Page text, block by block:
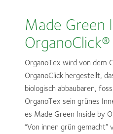
Made Green
OrganoClick®
OrganoTex wird von dem
OrganoClick hergestellt,
biologisch abbaubaren,
OrganoTex sein grünes
es Made Green Inside by
“Von innen grün gemacht”